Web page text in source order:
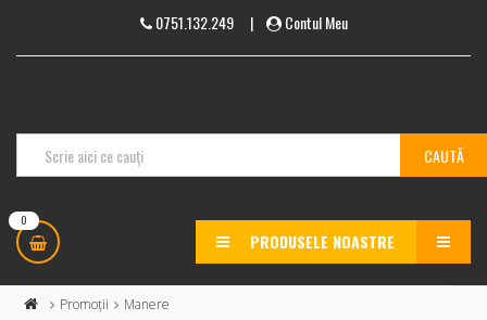
0751.132.249| Contul Meu
0
PRODUSELE NOASTRE MENU
Promoții Manere